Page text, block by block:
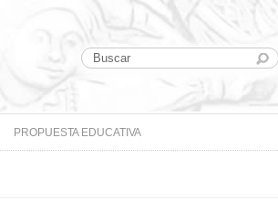
PROPUESTA EDUCATIVA